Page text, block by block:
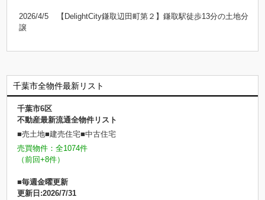
2026/4/5
【DelightCity鎌取辺田町第２】鎌取駅徒歩13分の土地分
譲
千葉市全物件最新リスト
千葉市6区
不動産最新流通全物件リスト
■売土地■建売住宅■中古住宅
売買物件：全1074件
（前回+8件）
■毎週金曜更新
更新日:2026/7/31